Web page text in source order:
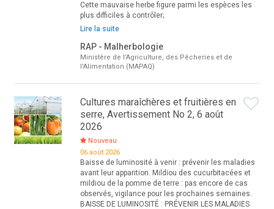
Cette mauvaise herbe figure parmi les espèces les
plus difficiles à contrôler;
Lire la suite
RAP - Malherbologie
Ministère de l'Agriculture, des Pêcheries et de
l'Alimentation (MAPAQ)
Cultures maraîchères et fruitières en
serre, Avertissement No 2, 6 août
2026
Nouveau
06 août 2026
Baisse de luminosité à venir : prévenir les maladies
avant leur apparition. Mildiou des cucurbitacées et
mildiou de la pomme de terre : pas encore de cas
observés, vigilance pour les prochaines semaines.
BAISSE DE LUMINOSITÉ : PRÉVENIR LES MALADIES